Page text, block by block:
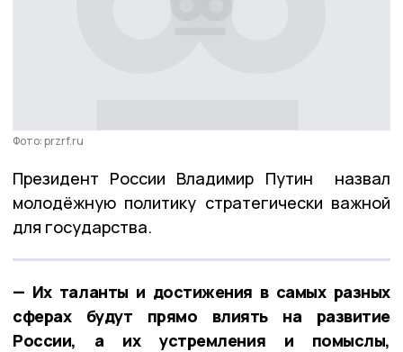
Фото: przrf.ru
Президент России Владимир Путин назвал
молодёжную политику стратегически важной
для государства.
— Их таланты и достижения в самых разных
сферах будут прямо влиять на развитие
России, а их устремления и помыслы,